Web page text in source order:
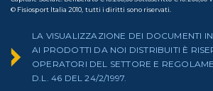
© Fisiosport Italia 2010, tutti i diritti sono riservati.
LA VISUALIZZAZIONE DEI DOCUMENTI
AI PRODOTTI DA NOI DISTRIBUITI È
OPERATORI DEL SETTORE E
D.L. 46 DEL 24/2/1997.